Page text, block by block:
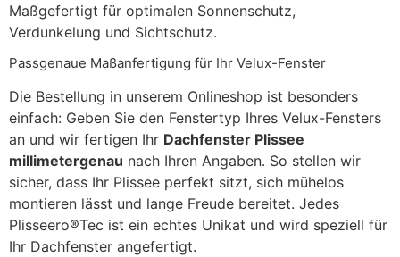
Maßgefertigt für optimalen Sonnenschutz,
Verdunkelung und Sichtschutz.
Passgenaue Maßanfertigung für Ihr Velux-Fenster
Die Bestellung in unserem Onlineshop ist besonders
einfach: Geben Sie den Fenstertyp Ihres Velux-Fensters
an und wir fertigen Ihr Dachfenster Plissee
millimetergenau nach Ihren Angaben. So stellen wir
sicher, dass Ihr Plissee perfekt sitzt, sich mühelos
montieren lässt und lange Freude bereitet. Jedes
Plisseero®Tec ist ein echtes Unikat und wird speziell für
Ihr Dachfenster angefertigt.